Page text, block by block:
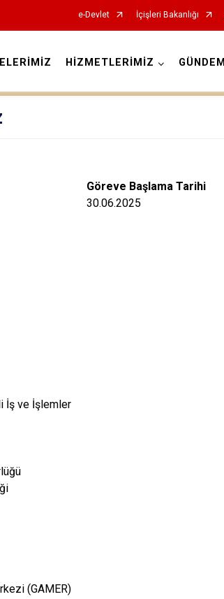
e-Devlet İçişleri Bakanlığı
HİZMETLERİMİZ GÜNDEM
Göreve Başlama Tarihi
30.06.2025
İş ve İşlemler
(GAMER)